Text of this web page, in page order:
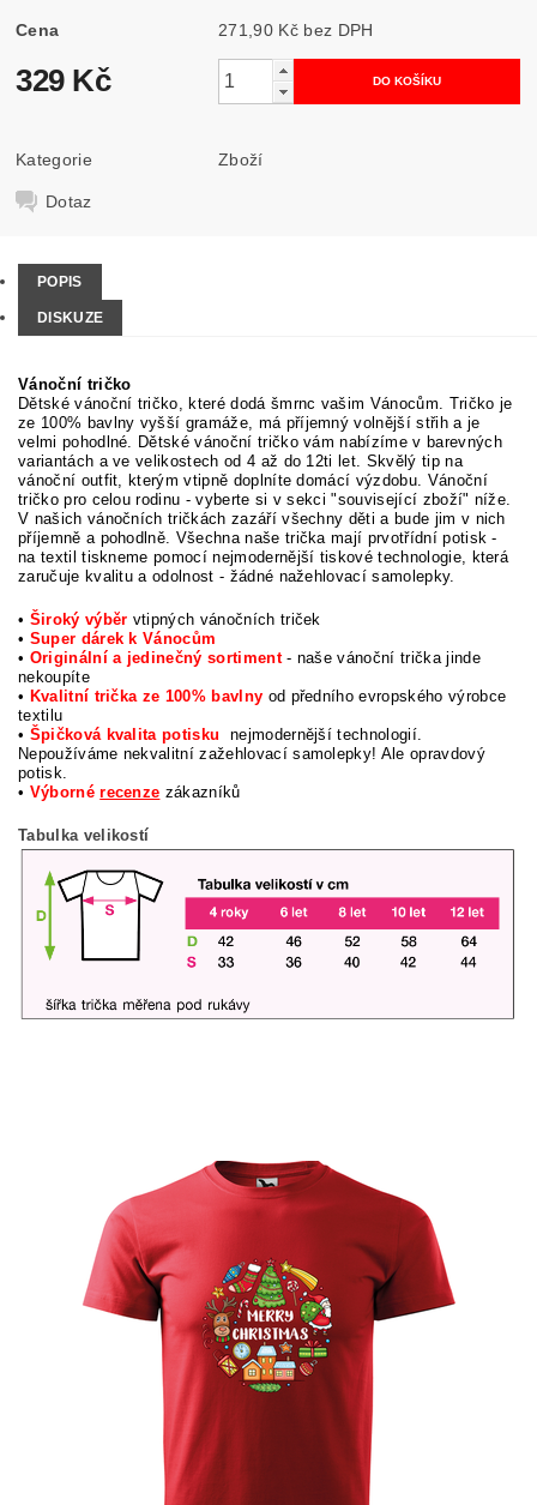
Cena 271,90 Kč bez DPH
329 Kč
Kategorie Zboží
Dotaz
POPIS
DISKUZE
Vánoční tričko
Dětské vánoční tričko, které dodá šmrnc vašim Vánocům. Tričko je
ze 100% bavlny vyšší gramáže, má příjemný volnější střih a je
velmi pohodlné. Dětské vánoční tričko vám nabízíme v barevných
variantách a ve velikostech od 4 až do 12ti let. Skvělý tip na
vánoční outfit, kterým vtipně doplníte domácí výzdobu. Vánoční
tričko pro celou rodinu - vyberte si v sekci "související zboží" níže.
V našich vánočních tričkách zazáří všechny děti a bude jim v nich
příjemně a pohodlně. Všechna naše trička mají prvotřídní potisk -
na textil tiskneme pomocí nejmodernější tiskové technologie, která
zaručuje kvalitu a odolnost - žádné nažehlovací samolepky.
• Široký výběr vtipných vánočních triček
• Super dárek k Vánocům
• Originální a jedinečný sortiment- naše vánoční trička jinde
nekoupíte
• Kvalitní trička ze 100% bavlny od předního evropského výrobce
textilu
• Špičková kvalita potisku
nejmodernější technologií.
Nepoužíváme nekvalitní zažehlovací samolepky! Ale opravdový
potisk.
• Výbornérecenze zákazníků
Tabulka velikostí